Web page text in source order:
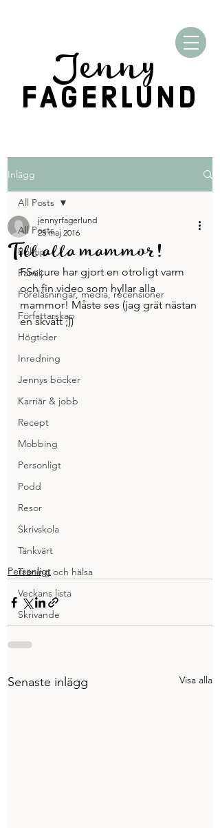
Jenny
FAGERLUND
Inlägg
All Posts
Boktips
Familj
Föreläsningar, media, recensioner
Författarskap
Högtider
Inredning
Jennys böcker
Karriär & jobb
Recept
Mobbing
Personligt
Podd
Resor
Skrivskola
Tänkvärt
Träning och hälsa
Veckans lista
Skrivande
All Posts
Till alla mammor!
jennyrfagerlund
25 maj 2016
FSecure har gjort en otroligt varm
och fin video som hyllar alla
mammor! Måste ses (jag grät nästan
en skvätt ;))
Personligt
Senaste inlägg Visa alla